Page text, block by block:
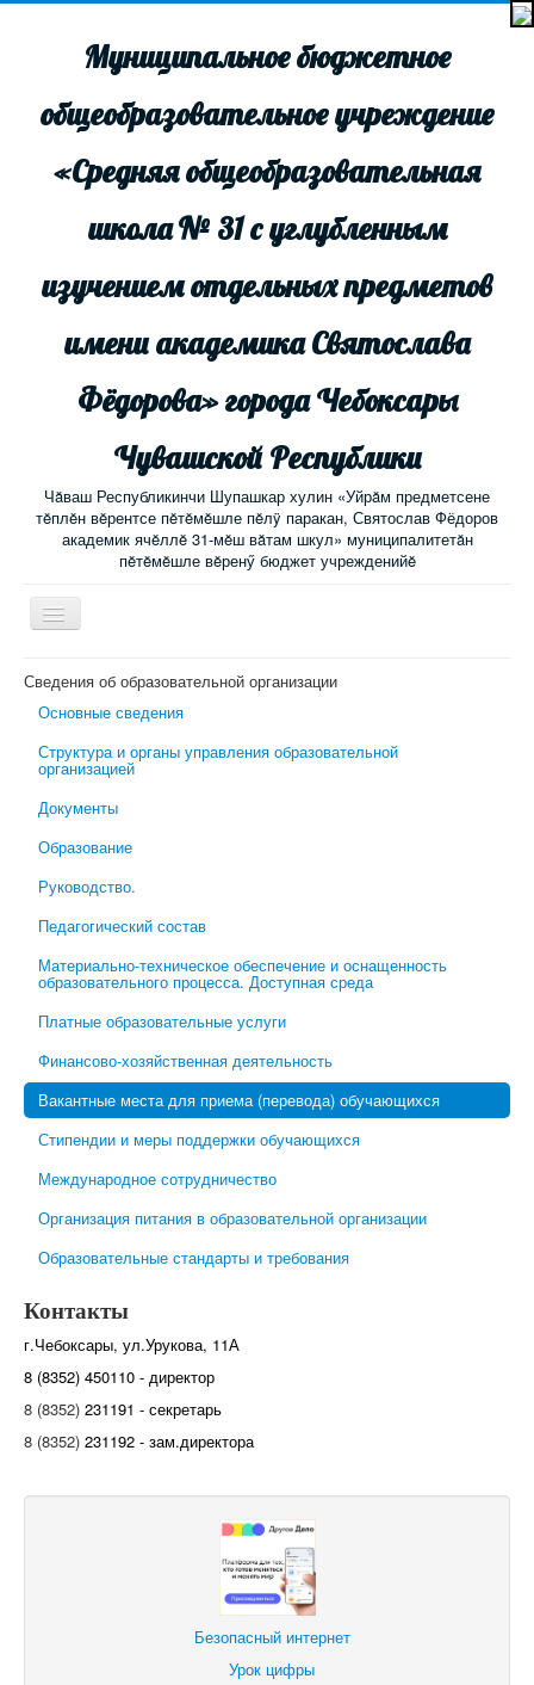
Муниципальное бюджетное
общеобразовательное учреждение
«Средняя общеобразовательная
школа № 31 с углубленным
изучением отдельных предметов
имени академика Святослава
Фёдорова» города Чебоксары
Чувашской Республики
Чăваш Республикинчи Шупашкар хулин «Уйрăм предметсене
тĕплĕн вĕрентсе пĕтĕмĕшле пĕлÿ паракан, Святослав Фёдоров
академик ячĕллĕ 31-мĕш вăтам шкул» муниципалитетăн
пĕтĕмĕшле вĕренӳ бюджет учрежденийĕ
Включить/
выключить
Новости
Электронный журнал
Родительский всеобуч
Обратная связь
Школьная психологическая помощь
Сведения об образовательной организации
Основные сведения
Структура и органы управления образовательной
организацией
Документы
Образование
Руководство.
Педагогический состав
Материально-техническое обеспечение и оснащенность
образовательного процесса. Доступная среда
Платные образовательные услуги
Финансово-хозяйственная деятельность
Вакантные места для приема (перевода) обучающихся
Стипендии и меры поддержки обучающихся
Международное сотрудничество
Организация питания в образовательной организации
Образовательные стандарты и требования
Контакты
г.Чебоксары, ул.Урукова, 11А
8 (8352) 450110 - директор
8 (8352) 231191 - секретарь
8 (8352) 231192 - зам.директора
Безопасный интернет
Урок цифры